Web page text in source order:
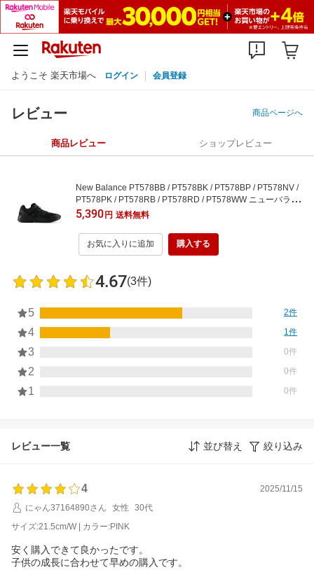
ようこそ 楽天市場へ ログイン 会員登録
レビュー 商品ページへ
商品レビュー ショップレビュー
New Balance PT578BB / PT578BK / PT578BP / PT578NV /
PT578PK / PT578RB / PT578RD / PT578WW ニューバラン
ス シューズ・靴 スニーカー ブラック ピンク ネイビー ブル
ー レッド ホワイト【送料無料】
5,390円 送料無料
お気に入りに追加 購入する
4.67(3件)
5 2件
4 1件
3 0件
2 0件
1 0件
レビュー一覧 並び替え 絞り込み
4
2025/11/15
にゃん37164890さん
女性
30代
サイズ:21.5cm/W | カラー:PINK
安く購入できて良かったです。
子供の成長に合わせて早めの購入です。